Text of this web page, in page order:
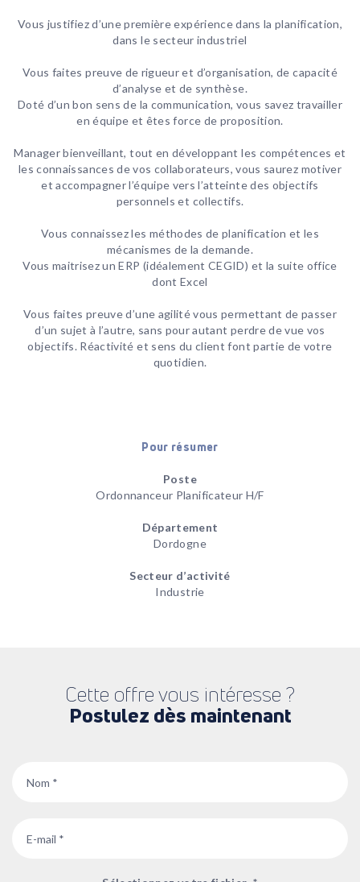
Vous justifiez d’une première expérience dans la planification,
dans le secteur industriel
Vous faites preuve de rigueur et d’organisation, de capacité
d’analyse et de synthèse.
Doté d’un bon sens de la communication, vous savez travailler
en équipe et êtes force de proposition.
Manager bienveillant, tout en développant les compétences et
les connaissances de vos collaborateurs, vous saurez motiver
et accompagner l’équipe vers l’atteinte des objectifs
personnels et collectifs.
Vous connaissez les méthodes de planification et les
mécanismes de la demande.
Vous maitrisez un ERP (idéalement CEGID) et la suite office
dont Excel
Vous faites preuve d’une agilité vous permettant de passer
d’un sujet à l’autre, sans pour autant perdre de vue vos
objectifs. Réactivité et sens du client font partie de votre
quotidien.
Pour résumer
Poste
Ordonnanceur Planificateur H/F
Département
Dordogne
Secteur d’activité
Industrie
Cette offre vous intéresse ?
Postulez dès maintenant